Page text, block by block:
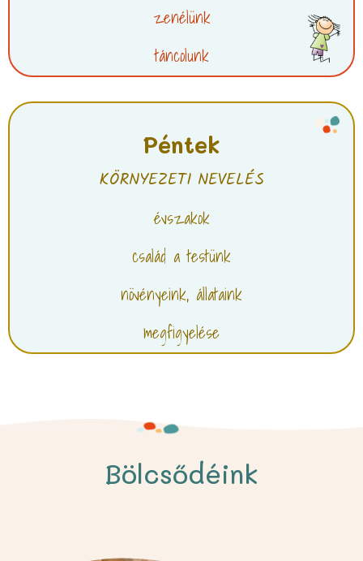
zenélünk
táncolunk
Péntek
KÖRNYEZETI NEVELÉS
évszakok
család a testünk
növényeink, állataink
megfigyelése
Bölcsődéink